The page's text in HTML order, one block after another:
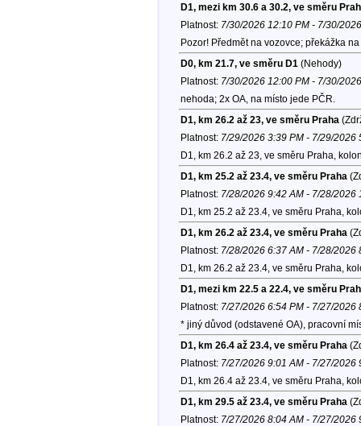
D1, mezi km 30.6 a 30.2, ve směru
Platnost: 7/30/2026 12:10 PM - 7/30/
Pozor! Předmět na vozovce; překážka
D0, km 21.7, ve směru D1 (Nehody)
Platnost: 7/30/2026 12:00 PM - 7/30/
nehoda; 2x OA, na místo jede PČR.
D1, km 26.2 až 23, ve směru Praha
Platnost: 7/29/2026 3:39 PM - 7/29/2026
D1, km 26.2 až 23, ve směru Praha,
D1, km 25.2 až 23.4, ve směru Praha
Platnost: 7/28/2026 9:42 AM - 7/28/2026
D1, km 25.2 až 23.4, ve směru Praha,
D1, km 26.2 až 23.4, ve směru Praha
Platnost: 7/28/2026 6:37 AM - 7/28/2026
D1, km 26.2 až 23.4, ve směru Praha,
D1, mezi km 22.5 a 22.4, ve směru
Platnost: 7/27/2026 6:54 PM - 7/27/2026
* jiný důvod (odstavené OA), pracovní
D1, km 26.4 až 23.4, ve směru Praha
Platnost: 7/27/2026 9:01 AM - 7/27/2026
D1, km 26.4 až 23.4, ve směru Praha,
D1, km 29.5 až 23.4, ve směru Praha
Platnost: 7/27/2026 8:04 AM - 7/27/2026